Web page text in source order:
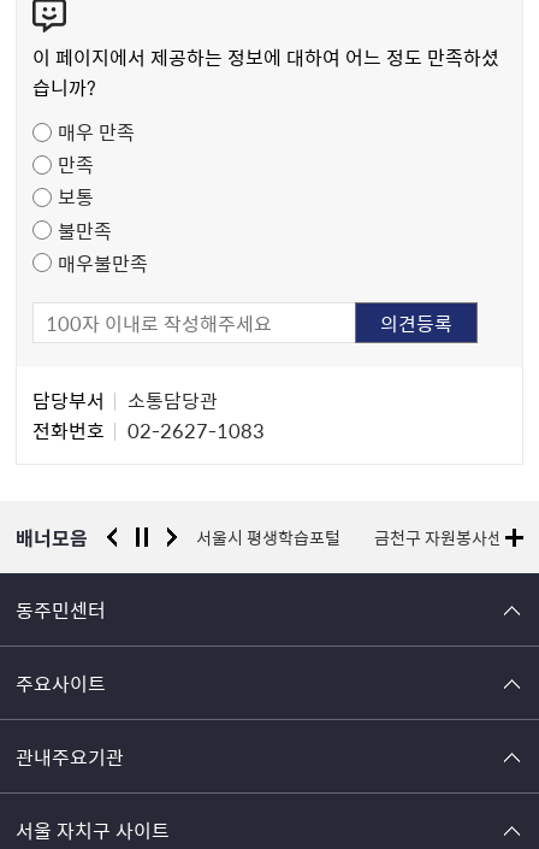
텐
츠
만
도
조
사
이 페이지에서 제공하는 정보에 대하여 어느 정도 만족하셨
습니까?
매우 만족
만족
보통
불만족
매우불만족
자
담당부서
소통담당관
전화번호
02-2627-1083
배너모음
경찰청 유실물 통합포털 서울시 평생학습포털 금천구 자원봉사센터
동주민센터
주요사이트
관내주요기관
서울 자치구 사이트